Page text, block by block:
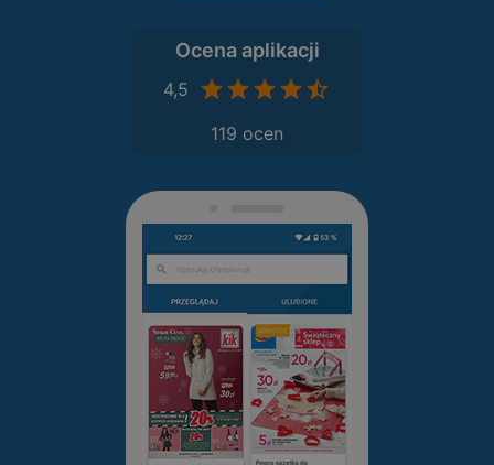
Ocena aplikacji
4,5
119 ocen